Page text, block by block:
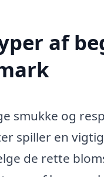
af
smukke og
spiller en
de rette